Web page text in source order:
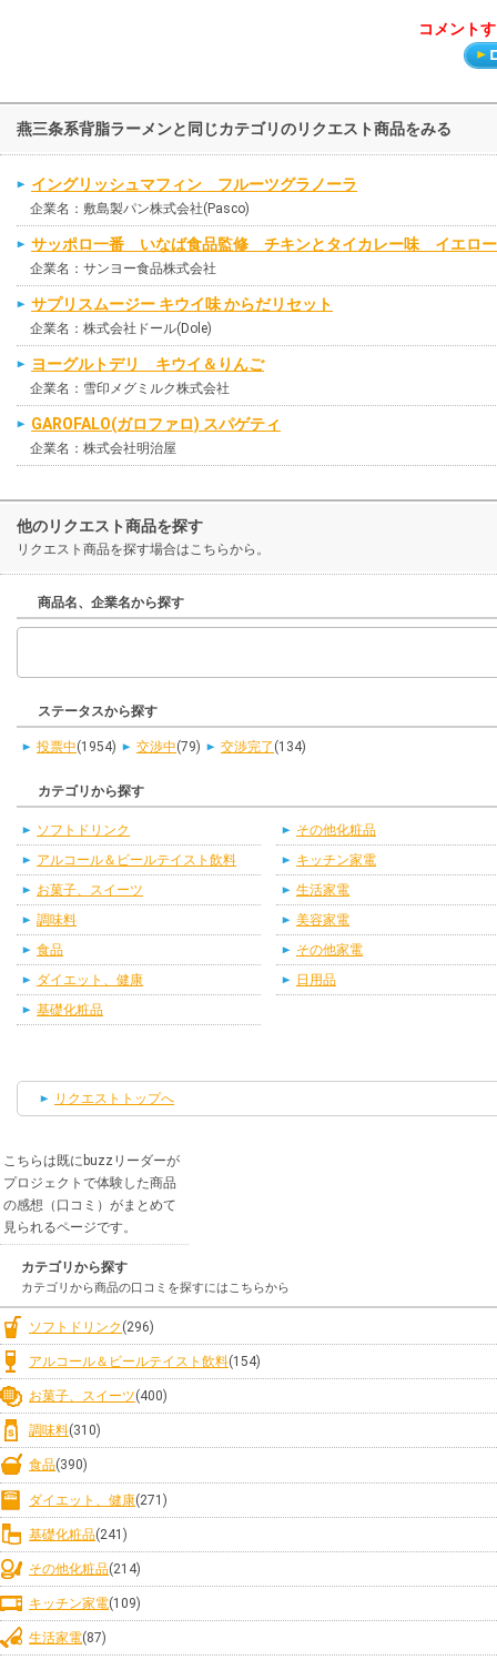
コメント
燕三条系背脂ラーメンと同じカテゴリのリクエスト商品をみる
イングリッシュマフィン フルーツグラノーラ
企業名：敷島製パン株式会社(Pasco)
サッポロ一番 いなば食品監修 チキンとタイカレー味 イエロー
企業名：サンヨー食品株式会社
サプリスムージー キウイ味 からだリセット
企業名：株式会社ドール(Dole)
ヨーグルトデリ キウイ＆りんご
企業名：雪印メグミルク株式会社
GAROFALO(ガロファロ) スパゲティ
企業名：株式会社明治屋
他のリクエスト商品を探す
リクエスト商品を探す場合はこちらから。
商品名、企業名から探す
ステータスから探す
投票中(1954) 交渉中(79) 交渉完了 (134)
カテゴリから探す
ソフトドリンク
アルコール＆ビールテイスト飲料
お菓子、スイーツ
調味料
食品
ダイエット、健康
基礎化粧品
その他化粧品
キッチン家電
生活家電
美容家電
その他家電
日用品
リクエストトップへ
こちらは既にbuzzリーダーが
プロジェクトで体験した商品
の感想（口コミ）がまとめて
見られるページです。
カテゴリから探す
カテゴリから商品の口コミを探すにはこちらから
ソフトドリンク (296)
アルコール＆ビールテイスト飲料(154)
お菓子、スイーツ(400)
調味料(310)
食品(390)
ダイエット、健康(271)
基礎化粧品(241)
その他化粧品(214)
キッチン家電(109)
生活家電(87)